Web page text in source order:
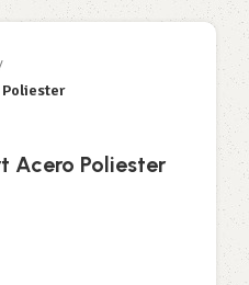
Acero Poliester